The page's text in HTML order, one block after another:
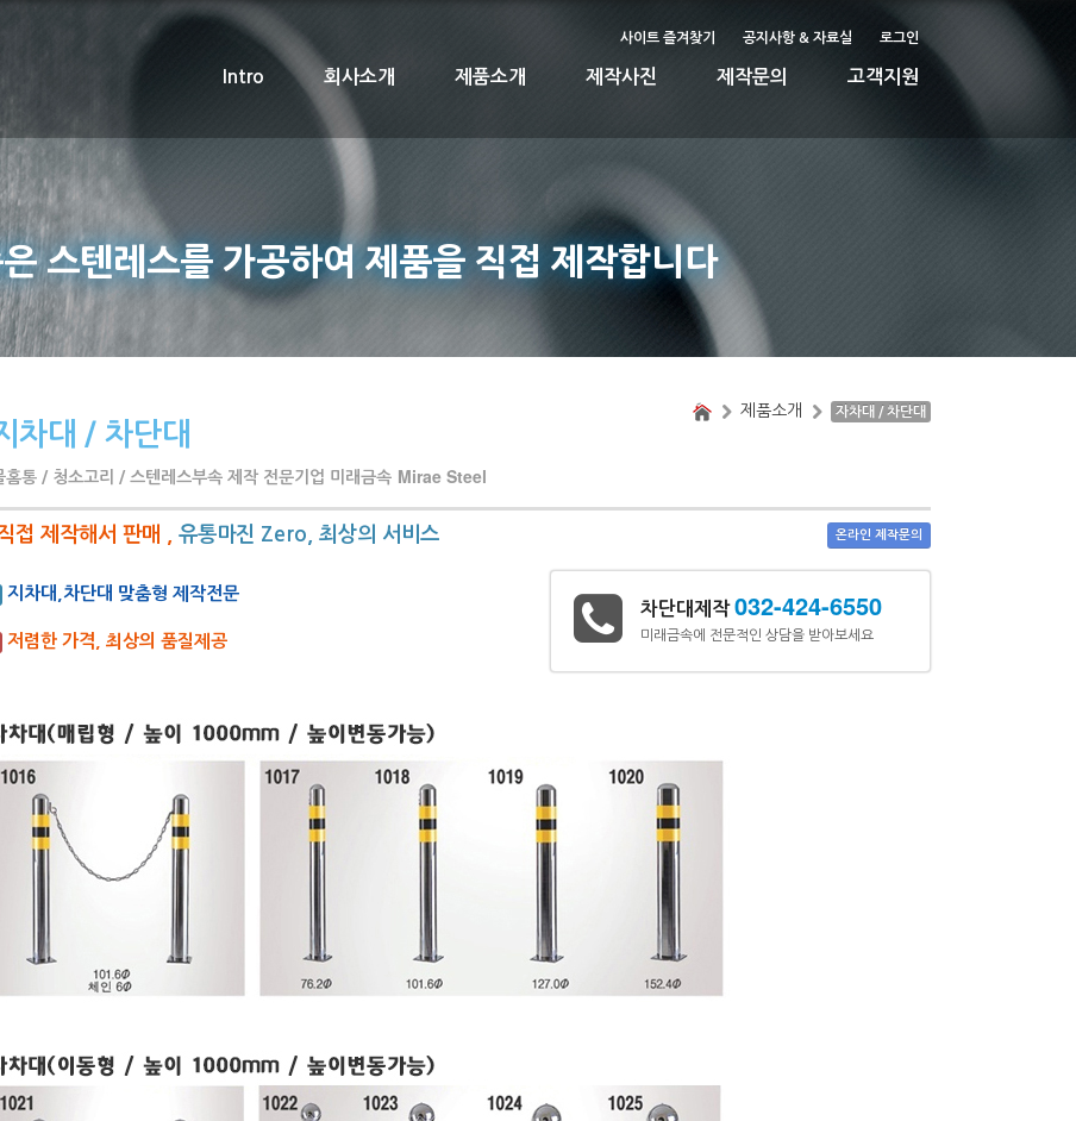
사이트 즐겨찾기 공지사항 & 자료실 로그인
Intro 회사소개 제품소개 제작사진 제작문의 고객지원
스텐레스를 가공하여 제품을 직접 제작합니다
제품소개 자차대 / 차단대
차대 / 차단대
홈통 / 청소고리 / 스텐레스부속 제작 전문기업 미래금속 Mirae Steel
접 제작해서 판매 , 유통마진 Zero, 최상의 서비스 온라인 제작문의
지차대,차단대 맞춤형 제작전문
저렴한 가격, 최상의 품질제공
차단대제작 032-424-6550
미래금속에 전문적인 상담을 받아보세요